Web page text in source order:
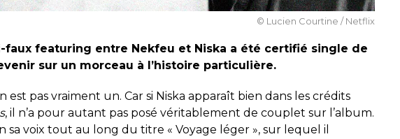
© Lucien Courtine / Netflix
faux featuring entre Nekfeu et Niska a été certifié single de
sur un morceau à l’histoire particulière.
est pas vraiment un. Car si Niska apparaît bien dans les crédits
, il n’a pour autant pas posé véritablement de couplet sur l’album.
sa voix tout au long du titre « Voyage léger », sur lequel il